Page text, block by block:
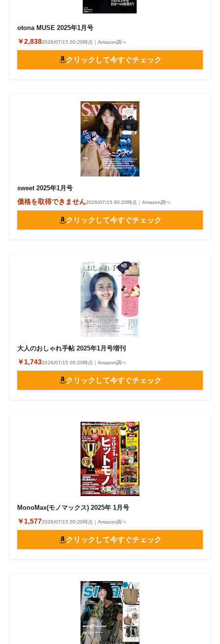
otona MUSE 2025年1月号
￥2,8382026/07/15 00:20時点｜Amazon調べ
クリックして今すぐチェック
sweet 2025年1月号
価格を取得できません2026/07/15 00:20時点｜Amazon調べ
クリックして今すぐチェック
大人のおしゃれ手帖 2025年1月号増刊
￥1,7432026/07/15 00:20時点｜Amazon調べ
クリックして今すぐチェック
MonoMax(モノマックス) 2025年 1月号
￥1,5772026/07/15 00:20時点｜Amazon調べ
クリックして今すぐチェック